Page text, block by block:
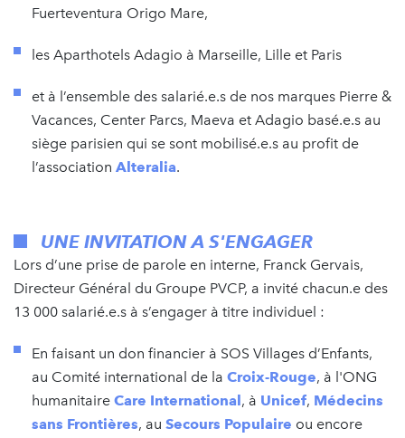
Fuerteventura Origo Mare,
les Aparthotels Adagio à Marseille, Lille et Paris
et à l’ensemble des salarié.e.s de nos marques Pierre &
Vacances, Center Parcs, Maeva et Adagio basé.e.s au
siège parisien qui se sont mobilisé.e.s au profit de
l’association Alteralia.
UNE INVITATION A S'ENGAGER
Lors d’une prise de parole en interne, Franck Gervais,
Directeur Général du Groupe PVCP, a invité chacun.e des
13 000 salarié.e.s à s’engager à titre individuel :
En faisant un don financier à SOS Villages d’Enfants,
au Comité international de la Croix-Rouge, à l'ONG
humanitaire Care International , à Unicef, Médecins
sans Frontières, au Secours Populaire ou encore